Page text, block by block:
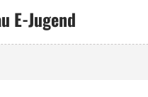
E-Jugend